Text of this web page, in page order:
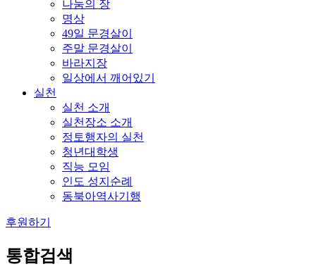
나눔의 장
명상
49일 문경살이
주말 문경살이
바라지장
일상에서 깨어있기
실천
실천 소개
실천장소 소개
정토행자의 실천
청년대학생
직능 모임
인도 성지순례
동북아역사기행
후원하기
통합검색